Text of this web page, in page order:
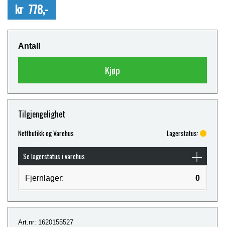
kr 778,-
Antall
Kjøp
Tilgjengelighet
Nettbutikk og Varehus Lagerstatus:
Se lagerstatus i varehus
Fjernlager: 0
Art.nr: 1620155527